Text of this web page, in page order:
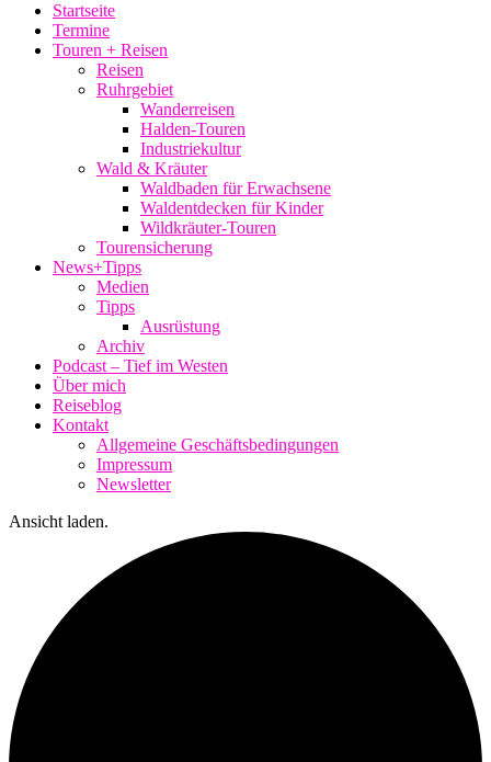
Startseite
Termine
Touren + Reisen
Reisen
Ruhrgebiet
Wanderreisen
Halden-Touren
Industriekultur
Wald & Kräuter
Waldbaden für Erwachsene
Waldentdecken für Kinder
Wildkräuter-Touren
Tourensicherung
News+Tipps
Medien
Tipps
Ausrüstung
Archiv
Podcast – Tief im Westen
Über mich
Reiseblog
Kontakt
Allgemeine Geschäftsbedingungen
Impressum
Newsletter
Ansicht laden.